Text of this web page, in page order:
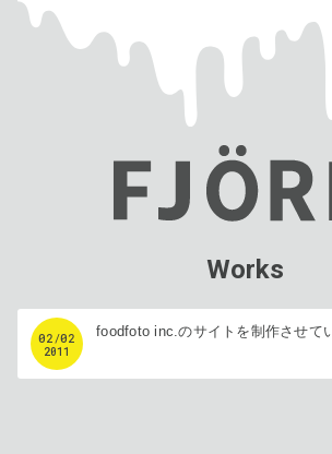
Works
02 /02
2011
foodfoto inc.のサイトを制作させて